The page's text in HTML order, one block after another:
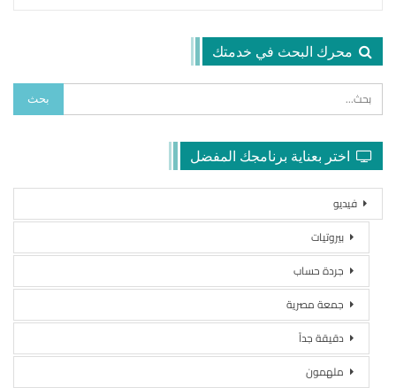
محرك البحث في خدمتك
اختر بعناية برنامجك المفضل
فيديو
بيروتيات
جردة حساب
جمعة مصرية
دقيقة جداً
ملهمون